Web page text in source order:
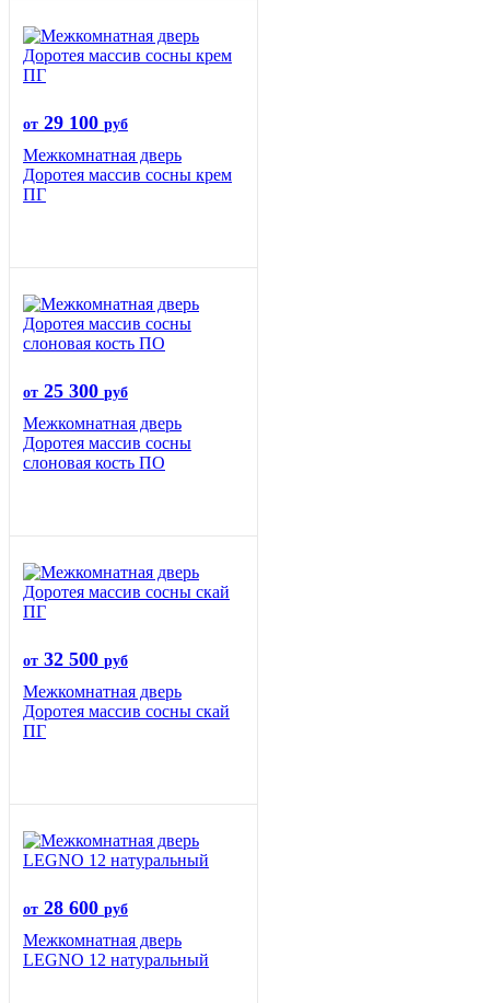
от 29 100 руб
Межкомнатная дверь
Доротея массив сосны крем
ПГ
от 25 300 руб
Межкомнатная дверь
Доротея массив сосны
слоновая кость ПО
от 32 500 руб
Межкомнатная дверь
Доротея массив сосны скай
ПГ
от 28 600 руб
Межкомнатная дверь
LEGNO 12 натуральный